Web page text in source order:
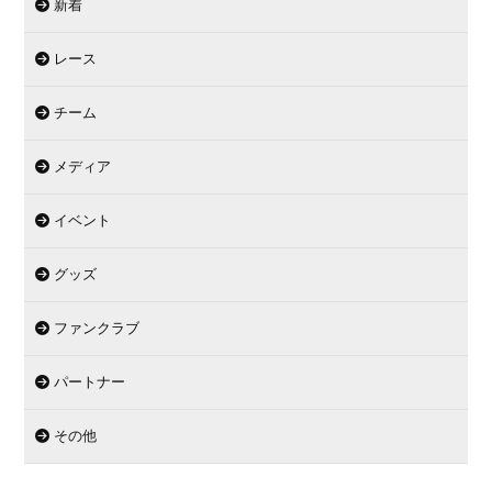
新着
レース
チーム
メディア
イベント
グッズ
ファンクラブ
パートナー
その他